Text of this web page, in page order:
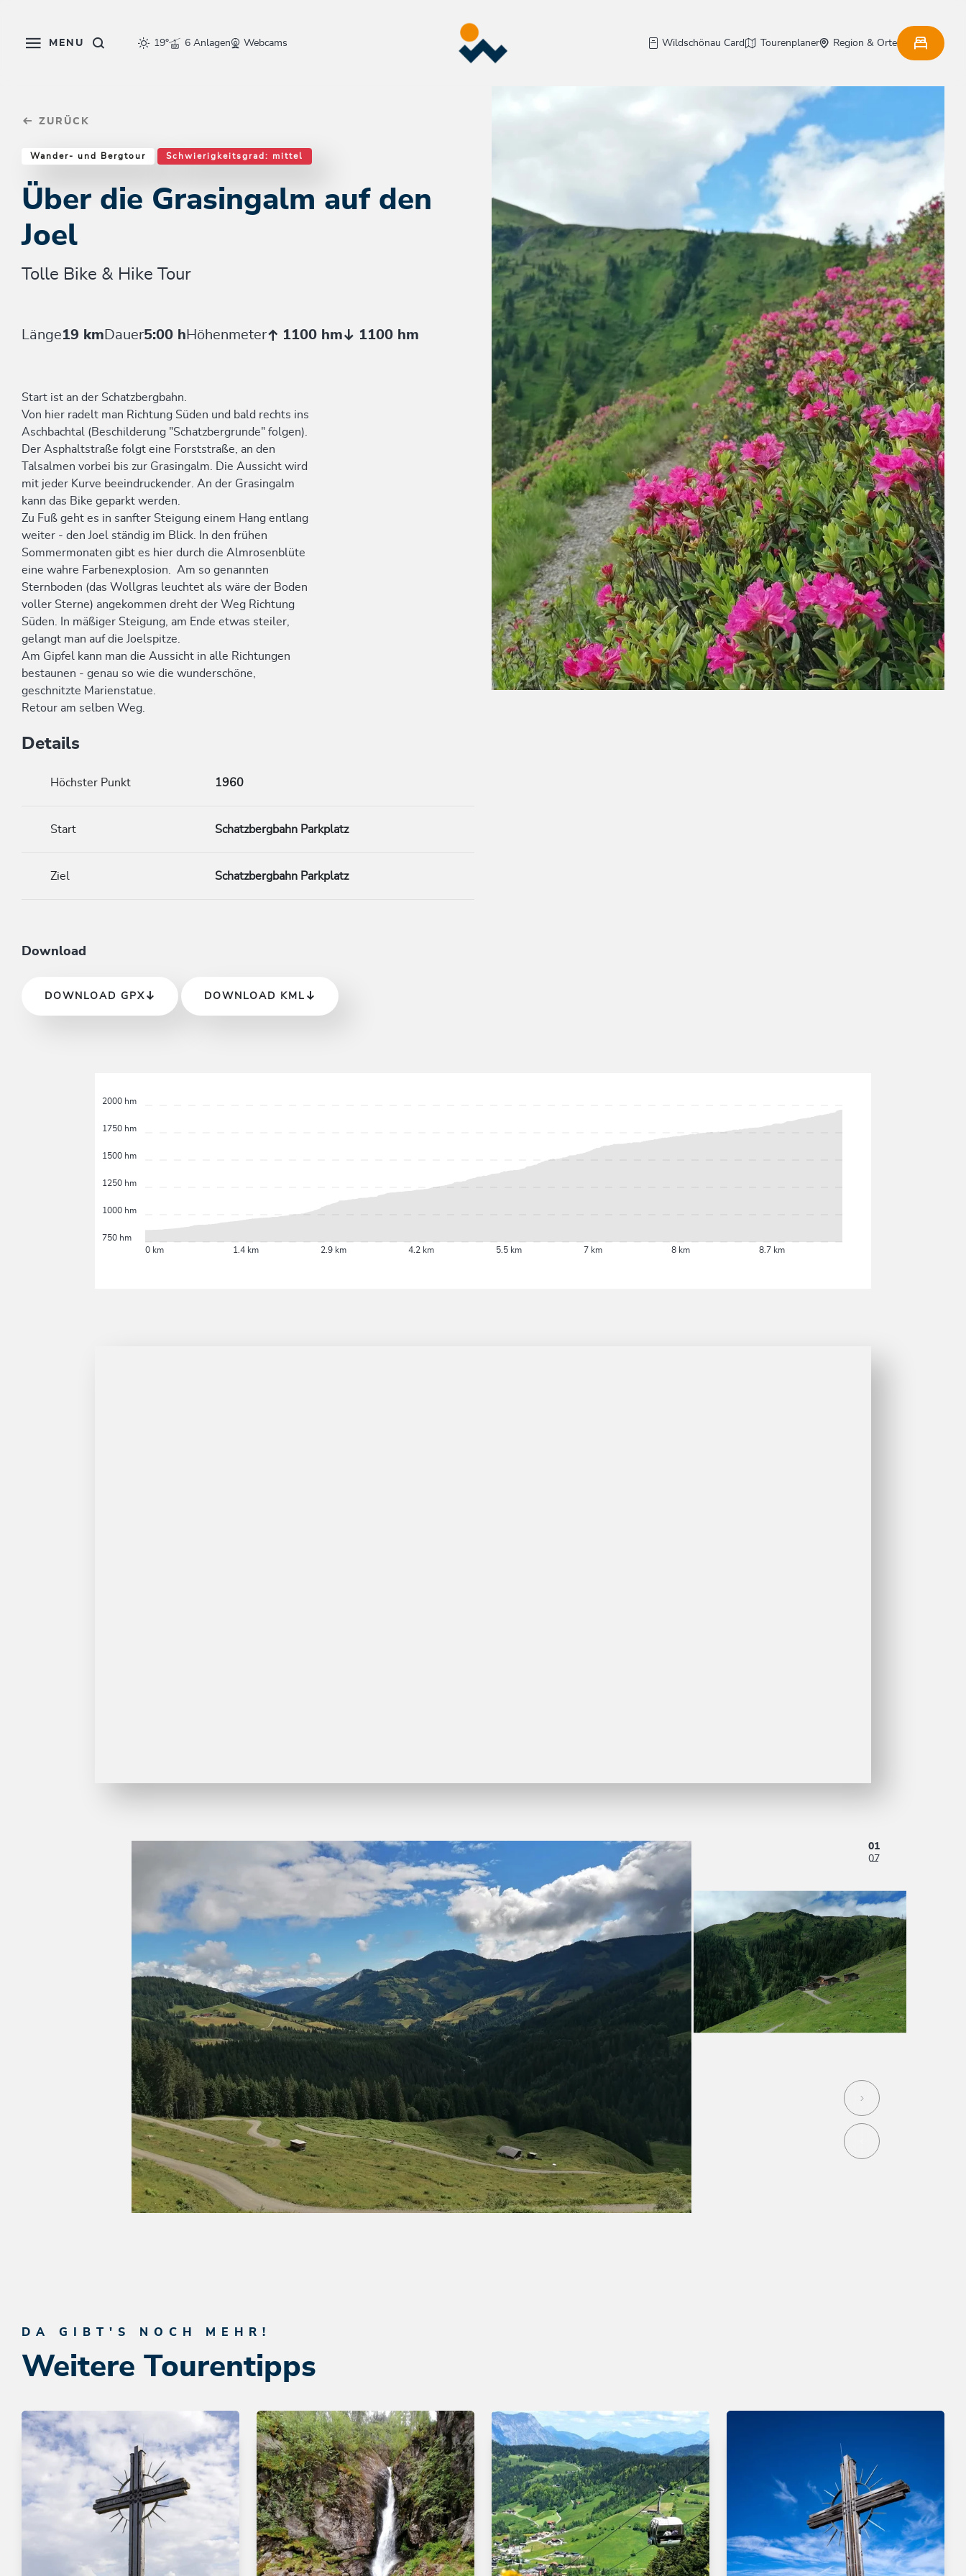
MENU 19° 6 Anlagen Webcams Wildschönau Card Tourenplaner Region & Orte
ZURÜCK
Wander- und Bergtour Schwierigkeitsgrad: mittel
Über die Grasingalm auf den
Joel
Tolle Bike & Hike Tour
Länge19 km Dauer5:00 h Höhenmeter 1100 hm 1100 hm
Start ist an der Schatzbergbahn.
Von hier radelt man Richtung Süden und bald rechts ins
Aschbachtal (Beschilderung "Schatzbergrunde" folgen).
Der Asphaltstraße folgt eine Forststraße, an den
Talsalmen vorbei bis zur Grasingalm. Die Aussicht wird
mit jeder Kurve beeindruckender. An der Grasingalm
kann das Bike geparkt werden.
Zu Fuß geht es in sanfter Steigung einem Hang entlang
weiter - den Joel ständig im Blick. In den frühen
Sommermonaten gibt es hier durch die Almrosenblüte
eine wahre Farbenexplosion. Am so genannten
Sternboden (das Wollgras leuchtet als wäre der Boden
voller Sterne) angekommen dreht der Weg Richtung
Süden. In mäßiger Steigung, am Ende etwas steiler,
gelangt man auf die Joelspitze.
Am Gipfel kann man die Aussicht in alle Richtungen
bestaunen - genau so wie die wunderschöne,
geschnitzte Marienstatue.
Retour am selben Weg.
Details
Höchster Punkt 1960
Start Schatzbergbahn Parkplatz
Ziel Schatzbergbahn Parkplatz
Download
DOWNLOAD GPX DOWNLOAD KML
0 km 1.4 km 2.9 km 4.2 km 5.5 km 7 km 8 km 8.7 km
750 hm
1000 hm
1250 hm
1500 hm
1750 hm
2000 hm
01
07
DA GIBT'S NOCH MEHR!
Weitere Tourentipps